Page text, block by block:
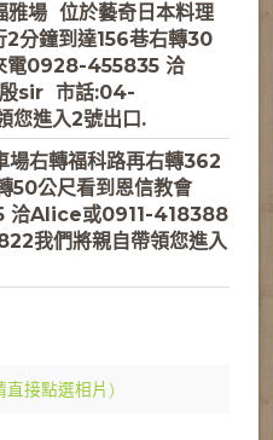
雅場 位於藝奇日本料理
2分鐘到達156巷右轉30
電0928-455835 洽
sir 市話:04-
您進入2號出口.
場右轉福科路再右轉362
50公尺看到恩信教會
洽Alice或0911-418388
我們將親自帶領您進入
直接點選相片)